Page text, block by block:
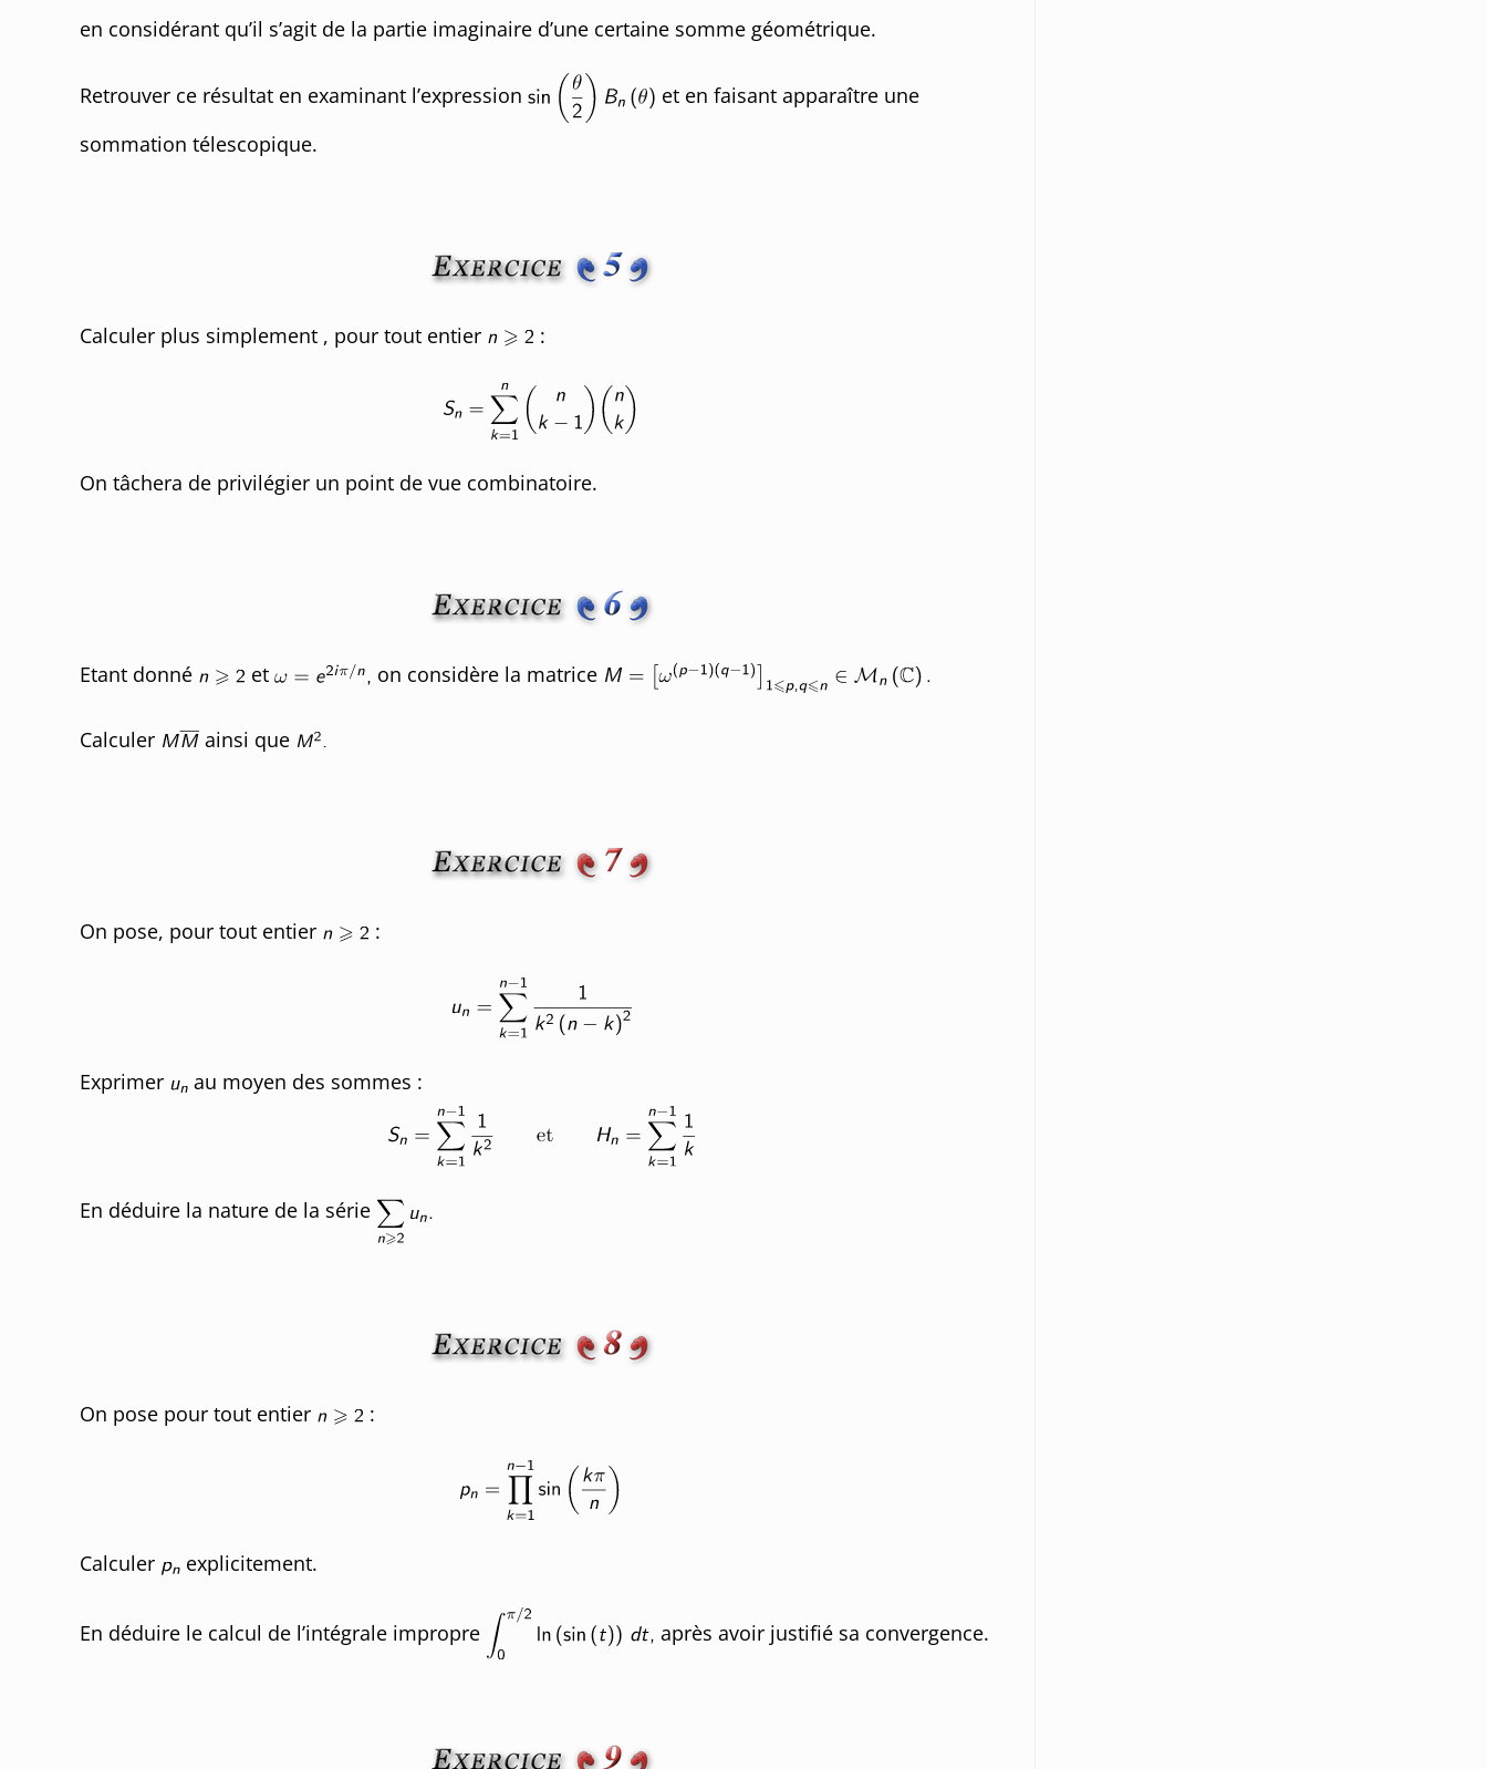
en considérant qu’il s’agit de la partie imaginaire d’une certaine somme géométrique.
Retrouver ce résultat en examinant l’expression
et en faisant apparaître une
sommation télescopique.
Calculer plus simplement , pour tout entier :
On tâchera de privilégier un point de vue combinatoire.
Etant donné et on considère la matrice
Calculer ainsi que
On pose, pour tout entier :
Exprimer au moyen des sommes :
En déduire la nature de la série
On pose pour tout entier :
Calculer explicitement.
En déduire le calcul de l’intégrale impropre après avoir justifié sa convergence.